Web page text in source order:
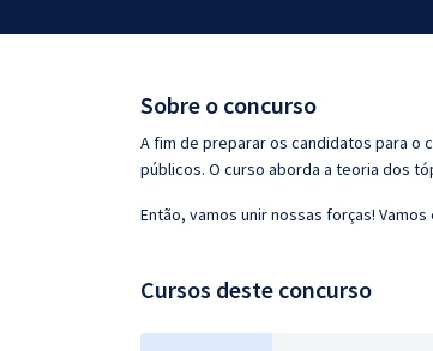
Conteúdo gratuito
Sobre o concurso
A fim de preparar os candidatos para o
públicos. O curso aborda a teoria dos
Então, vamos unir nossas forças!
Cursos deste concurso